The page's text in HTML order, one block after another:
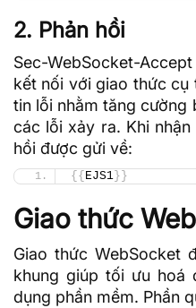
2. Phản hồi
Sec-WebSocket-
kết nối với giao thức
tin lỗi nhằm tăng cường
các lỗi xảy ra. Khi
hồi được gửi về:
{{ EJS1 }}
Giao thức
Giao thức WebSocket
khung giúp tối ưu hoá
dụng phần mềm. Phần